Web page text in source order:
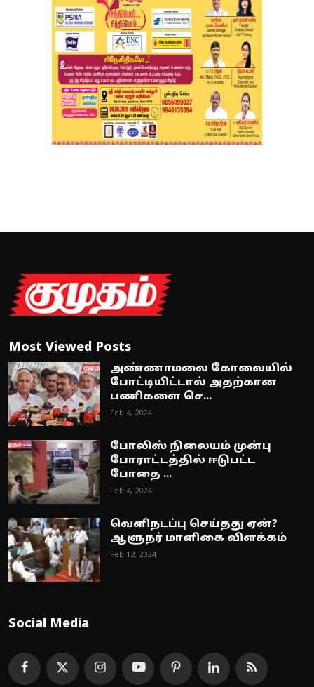
Most Viewed Posts
அண்ணாமலை கோவையில்
போட்டியிட்டால் அதற்கான
பணிகளை செ...
Feb 4, 2024
போலிஸ் நிலையம் முன்பு
போராட்டத்தில் ஈடுபட்ட
போதை ...
Feb 4, 2024
வெளிநடப்பு செய்தது ஏன்?
ஆளுநர் மாளிகை விளக்கம்
Feb 12, 2024
Social Media